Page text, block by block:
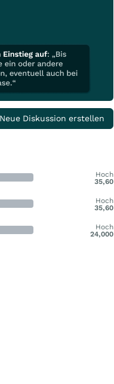
Neue Diskussion erstellen
Hoch
35,60
Hoch
35,60
Hoch
24,000